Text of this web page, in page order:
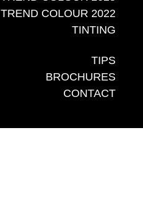
TREND COLOUR 2022
TINTING
TIPS
BROCHURES
CONTACT